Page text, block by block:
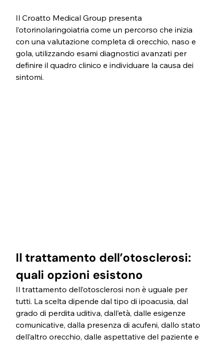
Il Croatto Medical Group presenta
l’otorinolaringoiatria come un percorso che inizia
con una valutazione completa di orecchio, naso e
gola, utilizzando esami diagnostici avanzati per
definire il quadro clinico e individuare la causa dei
sintomi.
Il trattamento dell’otosclerosi:
quali opzioni esistono
Il trattamento dell’otosclerosi non è uguale per
tutti. La scelta dipende dal tipo di ipoacusia, dal
grado di perdita uditiva, dall’età, dalle esigenze
comunicative, dalla presenza di acufeni, dallo stato
dell’altro orecchio, dalle aspettative del paziente e